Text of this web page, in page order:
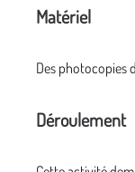
Matériel
Des photocopies
Déroulement